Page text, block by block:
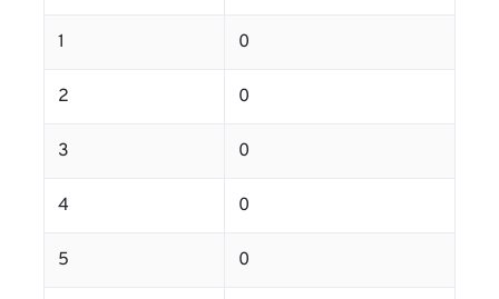
1 0
2 0
3 0
4 0
5 0